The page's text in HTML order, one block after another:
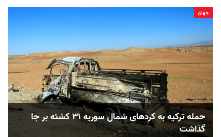
جهان
حمله ترکیه به کردهای شمال سوریه ۳۱ کشته بر جا
گذاشت